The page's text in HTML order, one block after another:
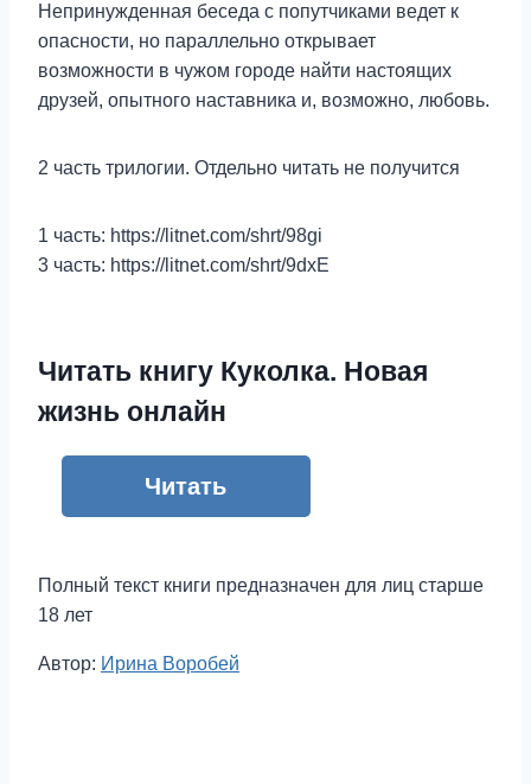
Непринужденная беседа с попутчиками ведет к
опасности, но параллельно открывает
возможности в чужом городе найти настоящих
друзей, опытного наставника и, возможно, любовь.
2 часть трилогии. Отдельно читать не получится
1 часть: https://litnet.com/shrt/98gi
3 часть: https://litnet.com/shrt/9dxE
Читать книгу Куколка. Новая
жизнь онлайн
Читать
Полный текст книги предназначен для лиц старше
18 лет
Метки
Автор: Ирина Воробей